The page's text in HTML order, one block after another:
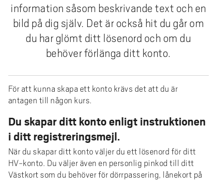
information såsom beskrivande text och en
bild på dig själv. Det är också hit du går om
du har glömt ditt lösenord och om du
behöver förlänga ditt konto.
För att kunna skapa ett konto krävs det att du är
antagen till någon kurs.
Du skapar ditt konto enligt instruktionen
i ditt registreringsmejl.
När du skapar ditt konto väljer du ett lösenord för ditt
HV-konto. Du väljer även en personlig pinkod till ditt
Västkort som du behöver för dörrpassering, lånekort på